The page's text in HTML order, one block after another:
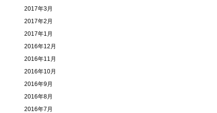
2017年3月
2017年2月
2017年1月
2016年12月
2016年11月
2016年10月
2016年9月
2016年8月
2016年7月